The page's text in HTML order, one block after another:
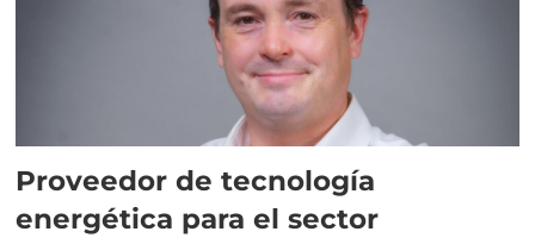
Proveedor de tecnología
energética para el sector